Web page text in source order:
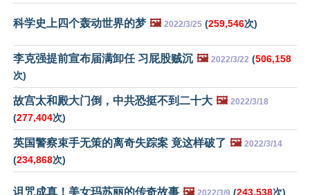
科学史上四个轰动世界的梦 🖼️ 2022/3/25 (259,546次)
李克强提前宣布届满卸任 习屁股贼沉 🖼️ 2022/3/22 (506,158
次)
故宫太和殿大门倒，中共恐挺不到二十大 🖼️ 2022/3/18
(277,404次)
英国警察束手无策的离奇失踪案 竟这样破了 🖼️ 2022/3/14
(234,868次)
诅咒成真！美女玛苏丽的传奇故事 🖼️ 2022/3/9 (243,538次)